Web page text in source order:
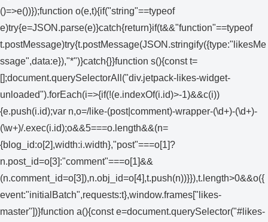
()=>e())});function o(e,t){if("string"==typeof
e)try{e=JSON.parse(e)}catch{return}if(t&&"function"==typeof
t.postMessage)try{t.postMessage(JSON.stringify({type:"likesMe
ssage",data:e}),"*")}catch{}}function s(){const t=
[];document.querySelectorAll("div.jetpack-likes-widget-
unloaded").forEach(i=>{if(!(e.indexOf(i.id)>-1)&&c(i))
{e.push(i.id);var n,o=/like-(post|comment)-wrapper-(\d+)-(\d+)-
(\w+)/.exec(i.id);o&&5===o.length&&(n=
{blog_id:o[2],width:i.width},"post"===o[1]?
n.post_id=o[3]:"comment"===o[1]&&
(n.comment_id=o[3]),n.obj_id=o[4],t.push(n))}}),t.length>0&&o({
event:"initialBatch",requests:t},window.frames["likes-
master"])}function a(){const e=document.querySelector("#likes-